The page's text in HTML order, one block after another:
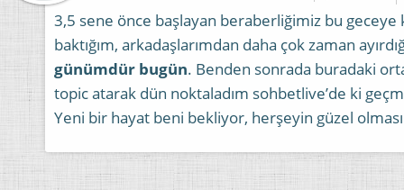
3,5 sene önce başlayan beraberliğimiz bu geceye
baktığım, arkadaşlarımdan daha çok zaman
günümdür bugün. Benden sonrada buradaki
topic atarak dün noktaladım sohbetlive’de ki
Yeni bir hayat beni bekliyor, herşeyin güzel